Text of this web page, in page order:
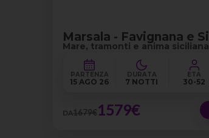
Mare, tramonti e anima siciliana
PARTENZA
15 AGO 26
DURATA
7 NOTTI
ETÀ
30-52
DA1679€1579€